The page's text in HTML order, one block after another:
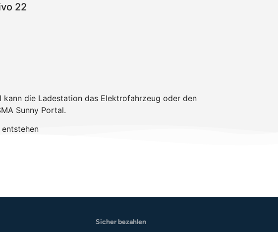
22
kann die Ladestation das Elektrofahrzeug oder den
Sunny Portal.
Sicher bezahlen